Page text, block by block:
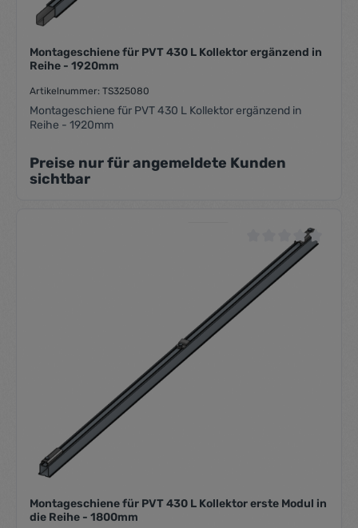
Montageschiene für PVT 430 L Kollektor ergänzend in
Reihe - 1920mm
Artikelnummer: TS325080
Montageschiene für PVT 430 L Kollektor ergänzend in
Reihe - 1920mm
Preise nur für angemeldete Kunden
sichtbar
Durchschnittliche
Montageschiene für PVT 430 L Kollektor erste Modul in
die Reihe - 1800mm